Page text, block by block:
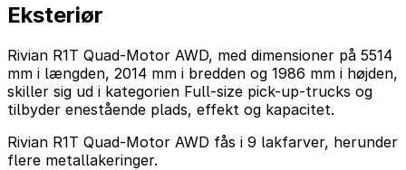
Eksteriør
Rivian R1T Quad-Motor AWD, med dimensioner på 5514
mm i længden, 2014 mm i bredden og 1986 mm i højden,
skiller sig ud i kategorien Full-size pick-up-trucks og
tilbyder enestående plads, effekt og kapacitet.
Rivian R1T Quad-Motor AWD fås i 9 lakfarver, herunder
flere metallakeringer.